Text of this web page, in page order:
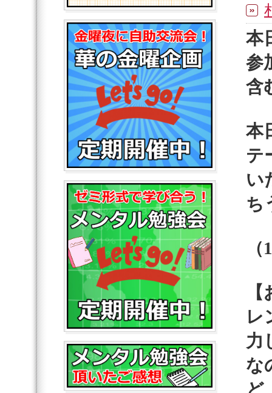
本
参
含
本
テ
い
ち
レ
力
な